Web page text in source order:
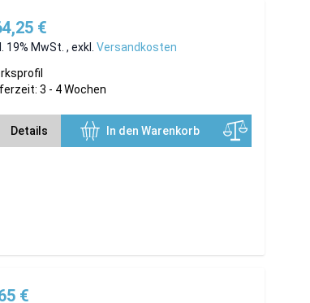
€
19% MwSt. , exkl. Versandkosten
3 - 4 Wochen
Details In den Warenkorb
€